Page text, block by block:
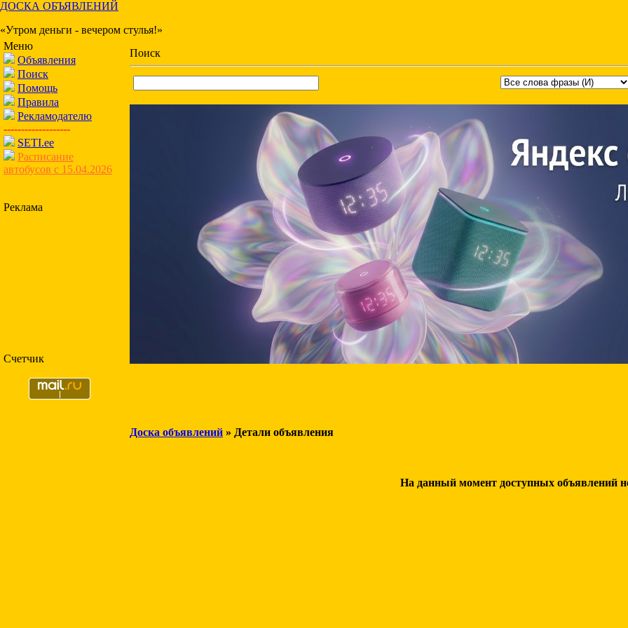
ДОСКА ОБЪЯВЛЕНИЙ
«Утром деньги - вечером стулья!»
Меню
Объявления
Поиск
Помощь
Правила
Рекламодателю
-------------------
SETI.ee
Расписание
автобусов с 15.04.2026
Реклама
Счетчик
Поиск
Доска объявлений » Детали объявления
На данный момент доступных объявлений